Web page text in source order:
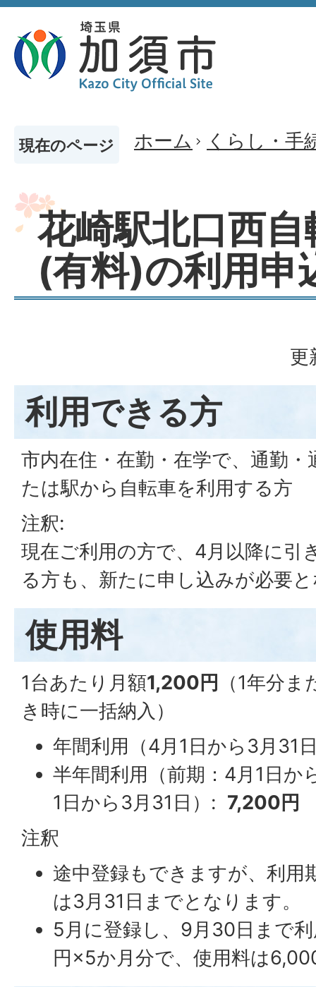
現在のページ ホーム くらし・手
花崎駅北口西
(有料)の利用申
更
利用できる方
市内在住・在勤・在学で、通勤
たは駅から自転車を利用する方
注釈:
現在ご利用の方で、4月以降に引
る方も、新たに申し込みが必要
使用料
1台あたり月額1,200円
（1年分
き時に一括納入）
年間利用（4月1日から3月31
半年間利用（前期：4月1日か
1日から3月31日）: 7,200円
注釈
途中登録もできますが、利用
は3月31日までとなります。
5月に登録し、9月30日まで
円×5か月分で、使用料は